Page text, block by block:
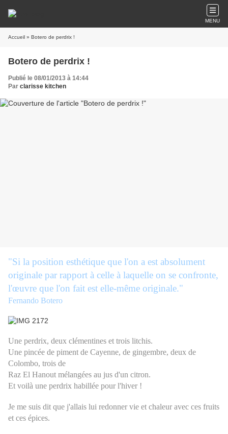
MENU
Accueil » Botero de perdrix !
Botero de perdrix !
Publié le 08/01/2013 à 14:44
Par clarisse kitchen
"Si la position esthétique que l'on a est absolument
originale par rapport à celle à laquelle on se confronte,
l'œuvre que l'on fait est elle-même originale."
Fernando Botero
Une perdrix, deux clémentines et trois litchis.
Une pincée de piment de Cayenne, de gingembre, deux de
Colombo, trois de
Raz El Hanout mélangées au jus d'un citron.
Et voilà une perdrix habillée pour l'hiver !
Je me suis dit que j'allais lui redonner vie et chaleur avec ces fruits
et ces épices.